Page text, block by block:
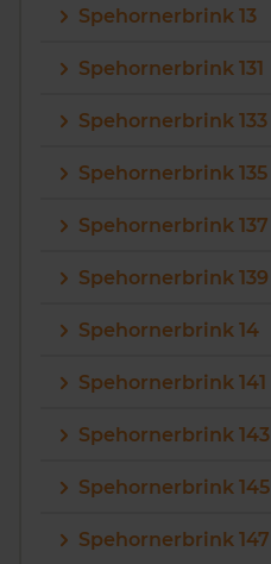
Spehornerbrink 13
Spehornerbrink 131
Spehornerbrink 133
Spehornerbrink 135
Spehornerbrink 137
Spehornerbrink 139
Spehornerbrink 14
Spehornerbrink 141
Spehornerbrink 143
Spehornerbrink 145
Spehornerbrink 147